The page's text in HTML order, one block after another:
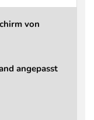
über Fußpedal (360°)
von
angepasst